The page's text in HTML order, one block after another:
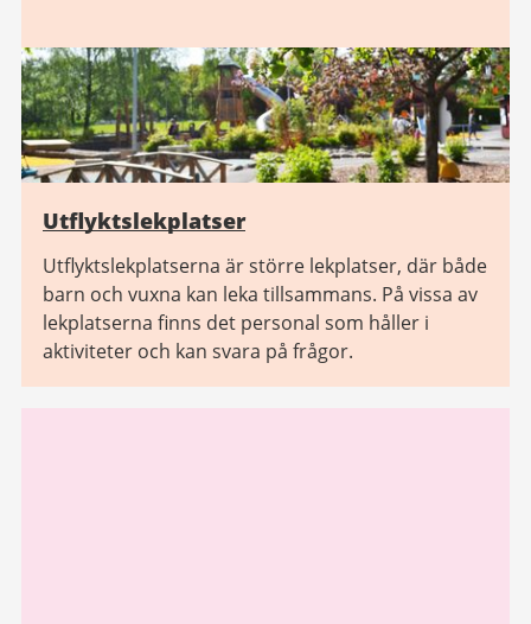
Utflyktslekplatser
Utflyktslekplatserna är större lekplatser, där både
barn och vuxna kan leka tillsammans. På vissa av
lekplatserna finns det personal som håller i
aktiviteter och kan svara på frågor.